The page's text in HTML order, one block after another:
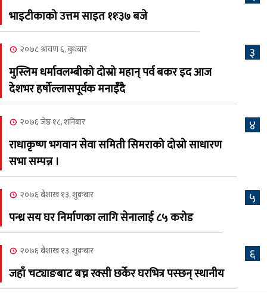
७ क्यालगरी नेपाली मेला
२०८३ श्रावण २, शनिबार
८
क्यालगरी नेपाली मेलाको
अस्मिताको बेजोड प्रस्तुती रहने
भाइटीकाको उत्तम साइत ११ः३७ बजे
३
२०७८ श्रावण ६, बुधबार
मुस्लिम धर्मावलम्बीको दोस्रो महान् पर्व बकर इद आज
देशभर हर्षोल्लासपूर्वक मनाइँदै
४
२०७६ जेष्ठ १८, शनिबार
राधाकृष्ण भगवान सेवा समिती सिमराको दोस्रो साधारण
सभा सम्पन्न ।
५
२०७६ बैशाख १३, शुक्रबार
पन्ध्र सय घर निर्माणका लागि सेनालाई ८५ करोड
६
२०७६ बैशाख १३, शुक्रबार
जहाँ चट्याङबाट बच्न रक्सी छर्केर घरभित्र पस्छन् स्थानीय